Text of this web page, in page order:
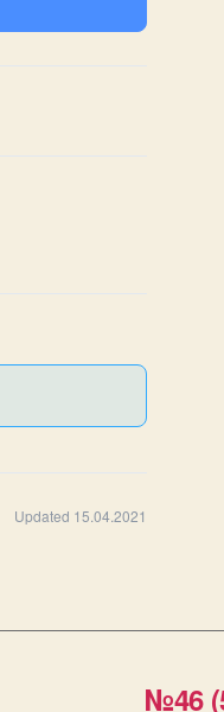
Updated 15.04.2021
№46